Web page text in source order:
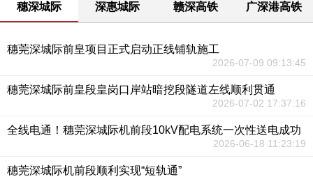
穗深城际 深惠城际 赣深高铁 广深港高铁
穗莞深城际前皇项目正式启动正线铺轨施工
2026-07-09 09:13:45
穗莞深城际前皇段皇岗口岸站暗挖段隧道左线顺利贯通
2026-07-02 17:37:16
全线电通！穗莞深城际机前段10kV配电系统一次性送电成功
2026-06-18 11:23:19
穗莞深城际机前段顺利实现“短轨通”